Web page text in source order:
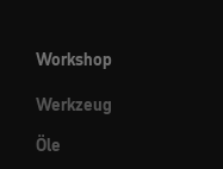
Workshop
Werkzeug
Öle